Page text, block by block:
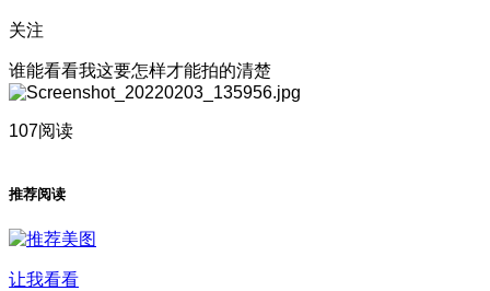
关注
谁能看看我这要怎样才能拍的清楚
107阅读
推荐阅读
让我看看